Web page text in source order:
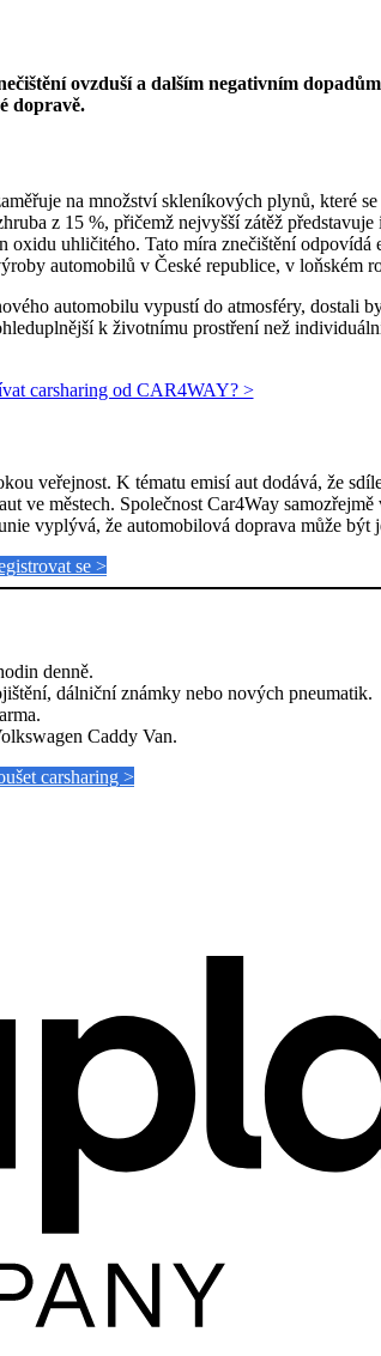
ovzduší a dalším negativním
dopravě.
na množství skleníkových plynů, které
z 15 %, přičemž nejvyšší zátěž
uhličitého. Tato míra znečištění
automobilů v České republice, v loňském
automobilu vypustí do atmosféry, dostali
k životnímu prostření než
carsharing od CAR4WAY? >
veřejnost. K tématu emisí aut dodává, že
ve městech. Společnost Car4Way
vyplývá, že automobilová doprava může být
se >
denně.
dálniční známky nebo nových pneumatik.
Caddy Van.
carsharing >